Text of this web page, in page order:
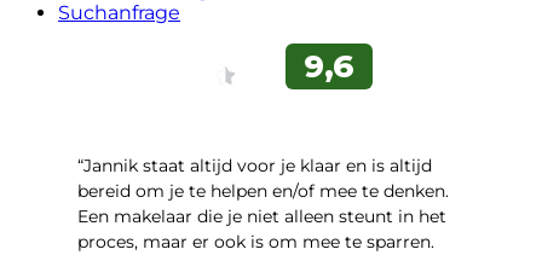
Suchanfrage
“Jannik staat altijd voor je klaar en is altijd
bereid om je te helpen en/of mee te denken.
Een makelaar die je niet alleen steunt in het
proces, maar er ook is om mee te sparren.